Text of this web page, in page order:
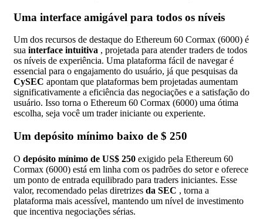
Uma interface amigável para todos os níveis
Um dos recursos de destaque do Ethereum 60 Cormax (6000) é
sua interface intuitiva , projetada para atender traders de todos
os níveis de experiência. Uma plataforma fácil de navegar é
essencial para o engajamento do usuário, já que pesquisas da
CySEC apontam que plataformas bem projetadas aumentam
significativamente a eficiência das negociações e a satisfação do
usuário. Isso torna o Ethereum 60 Cormax (6000) uma ótima
escolha, seja você um trader iniciante ou experiente.
Um depósito mínimo baixo de $ 250
O depósito mínimo de US$ 250 exigido pela Ethereum 60
Cormax (6000) está em linha com os padrões do setor e oferece
um ponto de entrada equilibrado para traders iniciantes. Esse
valor, recomendado pelas diretrizes da SEC , torna a
plataforma mais acessível, mantendo um nível de investimento
que incentiva negociações sérias.